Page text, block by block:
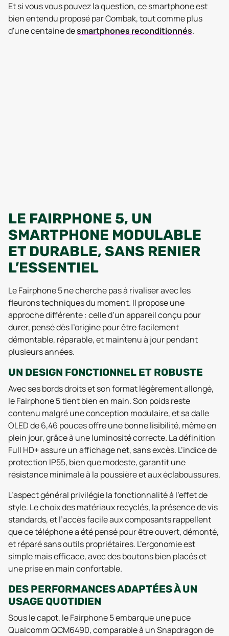
Et si vous vous pouvez la question, ce smartphone est
bien entendu proposé par Combak, tout comme plus
d'une centaine desmartphones reconditionnés.
LE FAIRPHONE 5, UN
SMARTPHONE MODULABLE
ET DURABLE, SANS RENIER
L’ESSENTIEL
Le Fairphone 5 ne cherche pas à rivaliser avec les
fleurons techniques du moment. Il propose une
approche différente : celle d’un appareil conçu pour
durer, pensé dès l’origine pour être facilement
démontable, réparable, et maintenu à jour pendant
plusieurs années.
UN DESIGN FONCTIONNEL ET ROBUSTE
Avec ses bords droits et son format légèrement allongé,
le Fairphone 5 tient bien en main. Son poids reste
contenu malgré une conception modulaire, et sa dalle
OLED de 6,46 pouces offre une bonne lisibilité, même en
plein jour, grâce à une luminosité correcte. La définition
Full HD+ assure un affichage net, sans excès. L’indice de
protection IP55, bien que modeste, garantit une
résistance minimale à la poussière et aux éclaboussures.
L’aspect général privilégie la fonctionnalité à l’effet de
style. Le choix des matériaux recyclés, la présence de vis
standards, et l’accès facile aux composants rappellent
que ce téléphone a été pensé pour être ouvert, démonté,
et réparé sans outils propriétaires. L’ergonomie est
simple mais efficace, avec des boutons bien placés et
une prise en main confortable.
DES PERFORMANCES ADAPTÉES À UN
USAGE QUOTIDIEN
Sous le capot, le Fairphone 5 embarque une puce
Qualcomm QCM6490, comparable à un Snapdragon de